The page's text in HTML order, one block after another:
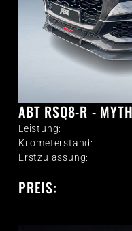
ABT RSQ8-R -
Leistung:
Kilometerstand:
Erstzulassung:
PREIS: